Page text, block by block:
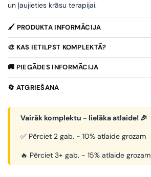
un ļaujieties krāsu terapijai.
🖌️ PRODUKTA INFORMĀCIJA
🎨 KAS IETILPST KOMPLEKTĀ?
🚚 PIEGĀDES INFORMĀCIJA
🔄 ATGRIEŠANA
Vairāk komplektu - lielāka atlaide! 🎉
✅ Pērciet 2 gab. - 10% atlaide grozam
🔥 Pērciet 3+ gab. - 15% atlaide grozam